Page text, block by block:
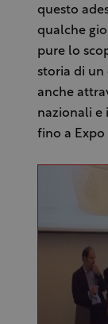
questo
qualche
pure lo
storia di
anche
nazionali e
fino a Expo